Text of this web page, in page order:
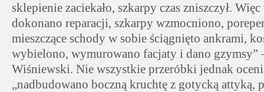
sklepienie zaciekało, szkarpy czas zniszczył.
dokonano reparacji, szkarpy wzmocniono,
mieszczące schody w sobie ściągnięto ankrami,
wybielono, wymurowano facjaty i dano gzymsy”
Wiśniewski. Nie wszystkie przeróbki jednak
„nadbudowano boczną kruchtę z gotycką attyką,